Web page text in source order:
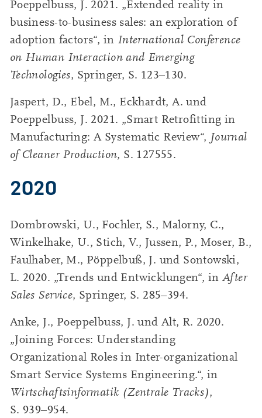
Poeppelbuss, J. 2021. „Extended reality in
business-to-business sales: an exploration of
adoption factors“, in International Conference
on Human Interaction and Emerging
Technologies, Springer, S. 123–130.
Jaspert, D., Ebel, M., Eckhardt, A. und
Poeppelbuss, J. 2021. „Smart Retrofitting in
Manufacturing: A Systematic Review“, Journal
of Cleaner Production, S. 127555.
2020
Dombrowski, U., Fochler, S., Malorny, C.,
Winkelhake, U., Stich, V., Jussen, P., Moser, B.,
Faulhaber, M., Pöppelbuß, J. und Sontowski,
L. 2020. „Trends und Entwicklungen“, inAfter
Sales Service, Springer, S. 285–394.
Anke, J., Poeppelbuss, J. und Alt, R. 2020.
„Joining Forces: Understanding
Organizational Roles in Inter-organizational
Smart Service Systems Engineering.“, in
Wirtschaftsinformatik (Zentrale Tracks),
S. 939–954.